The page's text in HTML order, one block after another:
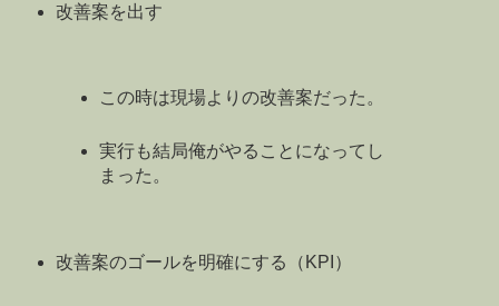
改善案を出す
この時は現場よりの改善案だった。
実行も結局俺がやることになってし
まった。
改善案のゴールを明確にする（KPI）